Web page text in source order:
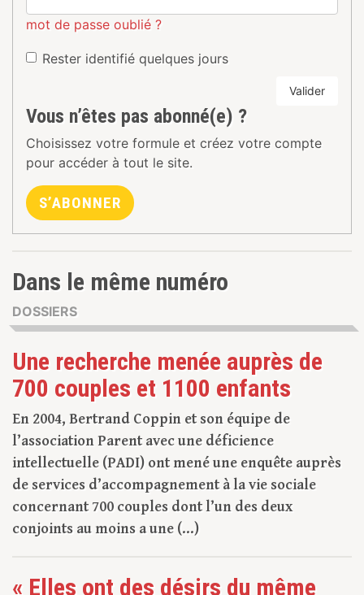
mot de passe oublié ?
Rester identifié quelques jours
Valider
Vous n’êtes pas abonné(e) ?
Choisissez votre formule et créez votre compte
pour accéder à tout le site.
S’ABONNER
Dans le même numéro
DOSSIERS
Une recherche menée auprès de
700 couples et 1100 enfants
En 2004, Bertrand Coppin et son équipe de
l’association Parent avec une déficience
intellectuelle (PADI) ont mené une enquête auprès
de services d’accompagnement à la vie sociale
concernant 700 couples dont l’un des deux
conjoints au moins a une (...)
« Elles ont des désirs du même